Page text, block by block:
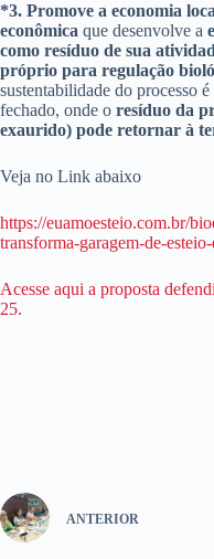
*3. Promove a economia
econômica que desenvolve a
como resíduo de sua
próprio para regulação
sustentabilidade do processo
fechado, onde o resíduo da
exaurido) pode retornar à
Veja no Link abaixo
https://euamoesteio.com.br/
transforma-garagem-de-
Acesse aqui a proposta
25.
ANTERIOR